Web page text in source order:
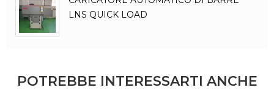
LNS QUICK LOAD
POTREBBE INTERESSARTI ANCHE